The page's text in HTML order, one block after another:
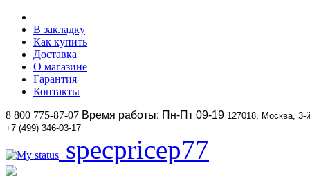
В закладку
Как купить
Доставка
О магазине
Гарантия
Контакты
8 800 775-87-07 Время работы: Пн-Пт 09-19 127018, Москва,
+7 (499) 346-03-17
specpricep77